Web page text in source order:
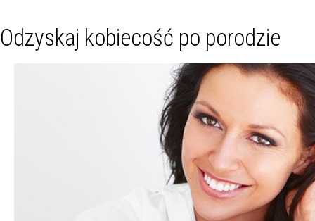
Odzyskaj kobiecość po porodzie